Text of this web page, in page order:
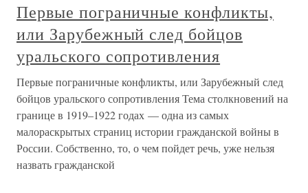
Первые пограничные конфликты,
или Зарубежный след бойцов
уральского сопротивления
Первые пограничные конфликты, или Зарубежный след
бойцов уральского сопротивления Тема столкновений на
границе в 1919–1922 годах — одна из самых
малораскрытых страниц истории гражданской войны в
России. Собственно, то, о чем пойдет речь, уже нельзя
назвать гражданской